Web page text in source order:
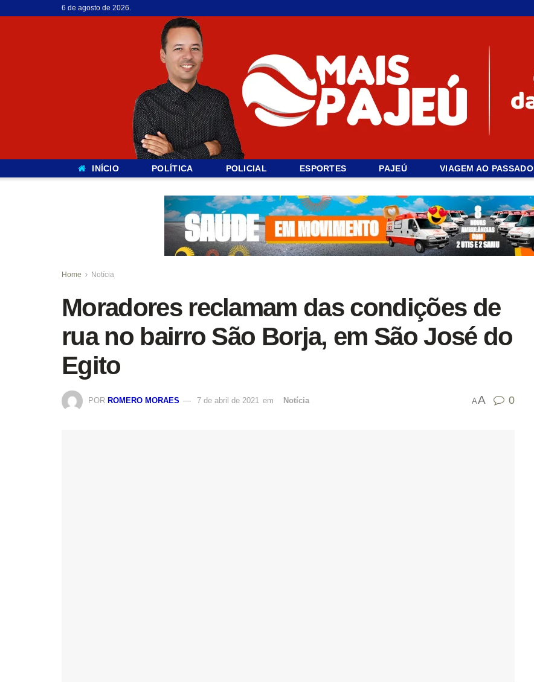
6 de agosto de 2026.
INÍCIO POLÍTICA POLICIAL ESPORTES PAJEÚ VIAGEM AO PASSADO
Home Notícia
Moradores reclamam das condições de
rua no bairro São Borja, em São José do
Egito
POR ROMERO MORAES 7 de abril de 2021 emﾠ Notícia AA 0